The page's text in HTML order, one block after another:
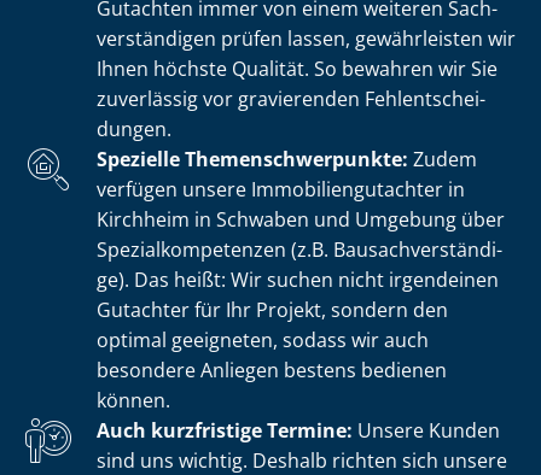
Gutachten immer von einem weiteren Sach­
ver­stän­di­gen prüfen lassen, gewährleisten wir
Ihnen höchste Qualität. So bewahren wir Sie
zuverlässig vor gravierenden Fehl­ent­schei­
dun­gen.
Spezielle The­men­schwer­punk­te: Zudem
verfügen unsere Im­mo­bi­li­en­gut­ach­ter in
Kirchheim in Schwaben und Umgebung über
Spe­zi­al­kom­pe­ten­zen (z.B. Bau­sach­ver­stän­di­
ge). Das heißt: Wir suchen nicht irgendeinen
Gutachter für Ihr Projekt, sondern den
optimal geeigneten, sodass wir auch
besondere Anliegen bestens bedienen
können.
Auch kurzfristige Termine: Unsere Kunden
sind uns wichtig. Deshalb richten sich unsere